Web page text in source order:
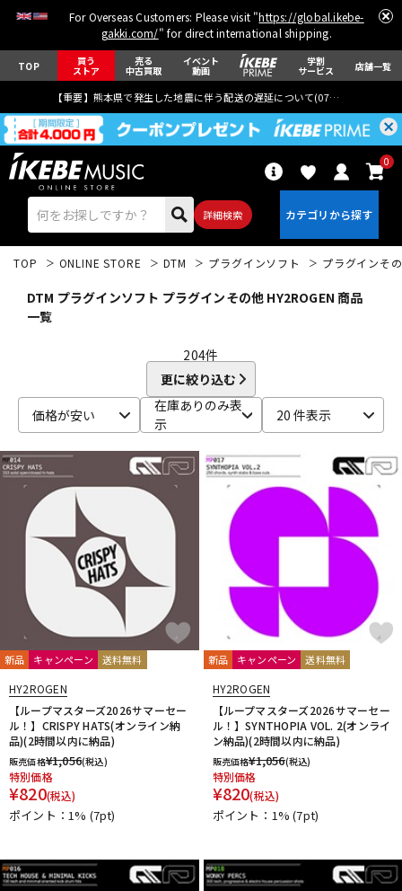
For Overseas Customers: Please visit "https://global.ikebe-
gakki.com/" for direct international shipping.
TOP 買う
ストア
売る
中古買取
イベント
動画
学割
サービス 店舗一覧
【重要】熊本県で発生した地震に伴う配送の遅延について(07月29日
詳細検索
0
ベース ウクレレ
ドラム パーカッション
キーボード
その他楽器
エフェクター
DTM オンライン納品 レコーディング機器
配信/ライブ機器 楽器アクセサリ
TOP ONLINE STORE DTM プラグインソフト プラグインそ
DTM プラグインソフト プラグインその他 HY2ROGEN 商品
一覧
204件
更に絞り込む
価格が安い
在庫ありのみ表
示
20 件表示
新品 キャンペーン 送料無料
HY2ROGEN
【ループマスターズ2026サマーセー
ル！】CRISPY HATS(オンライン納
品)(2時間以内に納品)
販売価格¥1,056(税込)
特別価格
¥820(税込)
ポイント：1% (7pt)
新品 キャンペーン 送料無料
HY2ROGEN
【ループマスターズ2026サマーセー
ル！】SYNTHOPIA VOL. 2(オンライ
ン納品)(2時間以内に納品)
販売価格¥1,056(税込)
特別価格
¥820(税込)
ポイント：1%(7pt)